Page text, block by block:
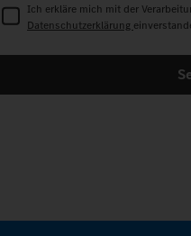
Ich erkläre mich mit der
Datenschutzerklärung